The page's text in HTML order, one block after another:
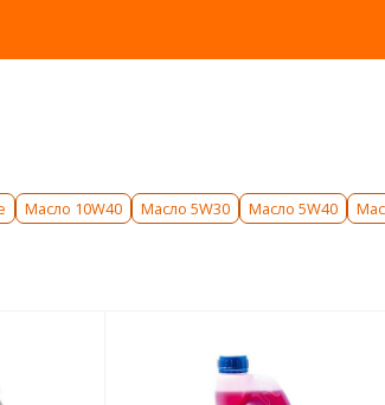
Масло 10W40 Масло 5W30 Масло 5W40